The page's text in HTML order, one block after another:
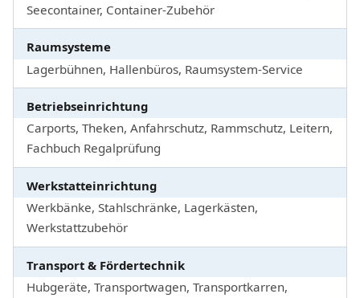
Seecontainer, Container-Zubehör
Raumsysteme
Lagerbühnen, Hallenbüros, Raumsystem-Service
Betriebseinrichtung
Carports, Theken, Anfahrschutz, Rammschutz, Leitern,
Fachbuch Regalprüfung
Werkstatteinrichtung
Werkbänke, Stahlschränke, Lagerkästen,
Werkstattzubehör
Transport & Fördertechnik
Hubgeräte, Transportwagen, Transportkarren,